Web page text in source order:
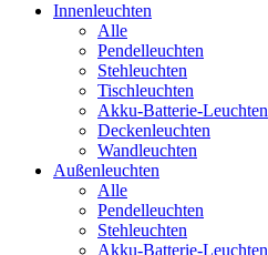
Innenleuchten
Alle
Pendelleuchten
Stehleuchten
Tischleuchten
Akku-Batterie-Leuchten
Deckenleuchten
Wandleuchten
Außenleuchten
Alle
Pendelleuchten
Stehleuchten
Akku-Batterie-Leuchten